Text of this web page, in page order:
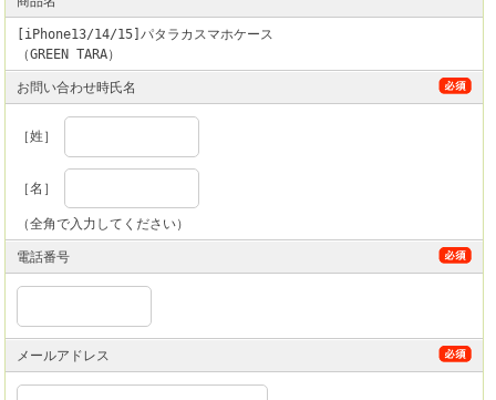
[iPhone13/14/15]パタラカスマホケース
（GREEN TARA）
お問い合わせ時氏名
［姓］
［名］
（全角で入力してください）
電話番号
メールアドレス